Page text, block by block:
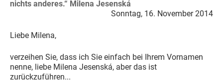
nichts anderes.“ Milena Jesenská
Sonntag, 16. November 2014
Liebe Milena,
verzeihen Sie, dass ich Sie einfach bei Ihrem Vornamen
nenne, liebe Milena Jesenská, aber das ist
zurückzuführen...